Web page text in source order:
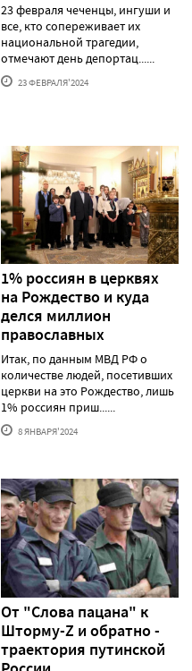
23 февраля чеченцы, ингуши и
все, кто сопереживает их
национальной трагедии,
отмечают день депортац......
23 ФЕВРАЛЯ'2024
1% россиян в церквях
на Рождество и куда
делся миллион
православных
Итак, по данным МВД РФ о
количестве людей, посетивших
церкви на это Рождество, лишь
1% россиян приш......
8 ЯНВАРЯ'2024
От "Слова пацана" к
Шторму-Z и обратно -
траектория путинской